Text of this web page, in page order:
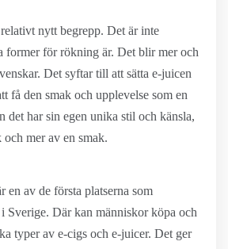
nytt begrepp. Det är inte
former för rökning är. Det blir mer och
Det syftar till att sätta e-juicen
få den smak och upplevelse som en
det har sin egen unika stil och känsla,
mer av en smak.
en av de första platserna som
Sverige. Där kan människor köpa och
typer av e-cigs och e-juicer. Det ger